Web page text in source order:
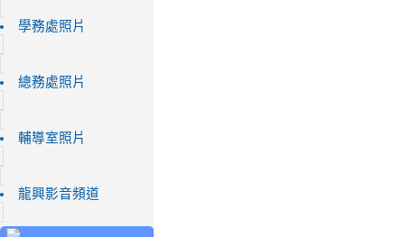
學務處照片
總務處照片
輔導室照片
龍興影音頻道